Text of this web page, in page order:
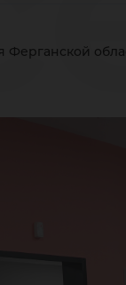
Ферганской